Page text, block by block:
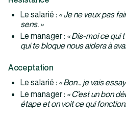
Le salarié : « Je ne veux pas
sens. »
Le manager : « Dis-moi ce qui
qui te bloque nous aidera à
Acceptation
Le salarié : « Bon… je vais
Le manager : « C’est un bon
étape et on voit ce qui